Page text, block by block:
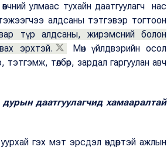
улмаас тухайн даатгуулагч нас
алдсаны тэтгэвэр тогтоон
түр алдсаны, жирэмсний болон
эрхтэй.
Мөн үйлдвэрийн осол
төлбөр, зардал гаргуулан авч
даатгуулагчид хамааралтай
гэх мэт эрсдэл өндөртэй ажлын